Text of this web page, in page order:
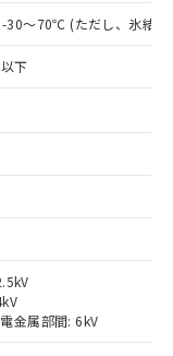
30～70℃ (ただし、氷結し
下
金属部間: 6kV
物質）の
商品で
）の非含
定のある